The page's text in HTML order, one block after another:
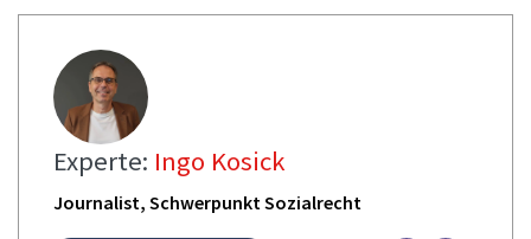
Experte: Ingo Kosick
Journalist, Schwerpunkt Sozialrecht